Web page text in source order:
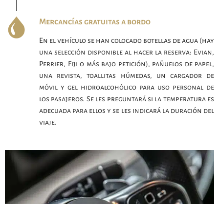
Mercancías gratuitas a bordo
En el vehículo se han colocado botellas de agua (hay
una selección disponible al hacer la reserva: Evian,
Perrier, Fiji o más bajo petición), pañuelos de papel,
una revista, toallitas húmedas, un cargador de
móvil y gel hidroalcohólico para uso personal de
los pasajeros. Se les preguntará si la temperatura es
adecuada para ellos y se les indicará la duración del
viaje.